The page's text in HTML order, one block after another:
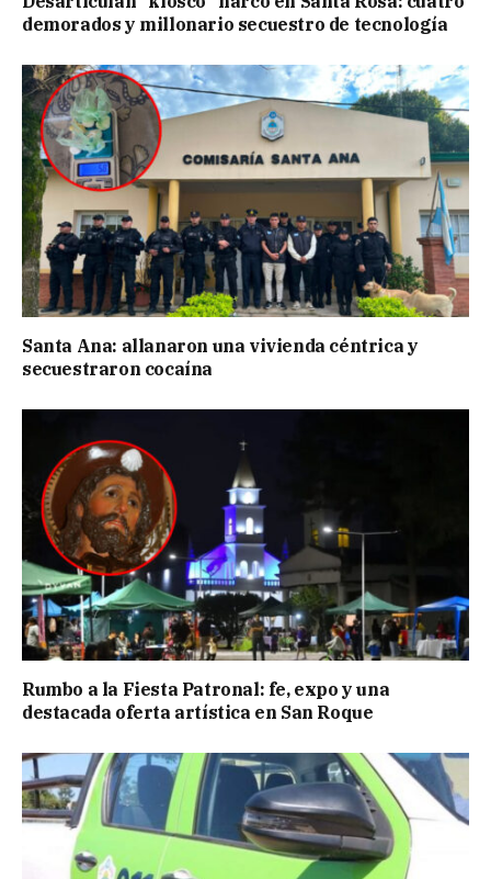
demorados y millonario secuestro de tecnología
Santa Ana: allanaron una vivienda céntrica y
secuestraron cocaína
Rumbo a la Fiesta Patronal: fe, expo y una
destacada oferta artística en San Roque